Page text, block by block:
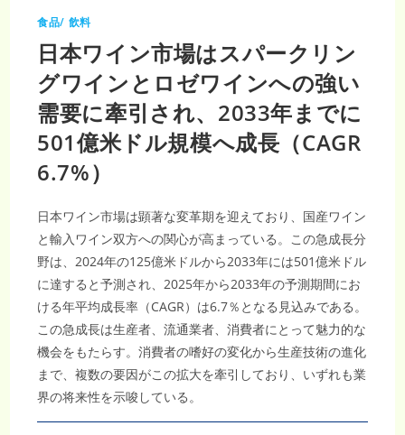
食品/ 飲料
日本ワイン市場はスパークリン
グワインとロゼワインへの強い
需要に牽引され、2033年までに
501億米ドル規模へ成長（CAGR
6.7%）
日本ワイン市場は顕著な変革期を迎えており、国産ワイン
と輸入ワイン双方への関心が高まっている。この急成長分
野は、2024年の125億米ドルから2033年には501億米ドル
に達すると予測され、2025年から2033年の予測期間にお
ける年平均成長率（CAGR）は6.7％となる見込みである。
この急成長は生産者、流通業者、消費者にとって魅力的な
機会をもたらす。消費者の嗜好の変化から生産技術の進化
まで、複数の要因がこの拡大を牽引しており、いずれも業
界の将来性を示唆している。